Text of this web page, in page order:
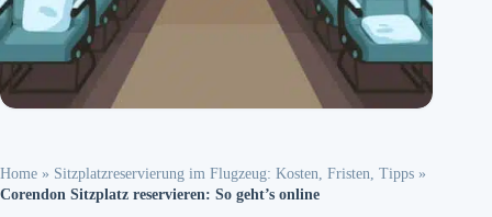
Home » Sitzplatzreservierung im Flugzeug: Kosten, Fristen, Tipps »
Corendon Sitzplatz reservieren: So geht’s online